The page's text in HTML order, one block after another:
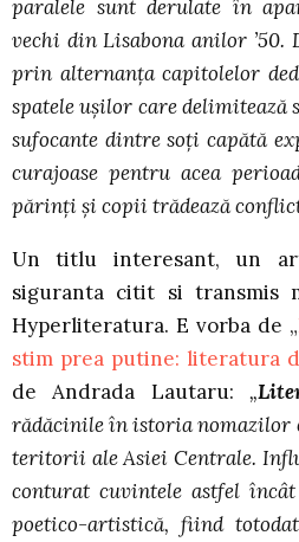
paralele sunt derulate în
vechi din Lisabona anilor ’50.
prin alternanţa capitolelor
spatele uşilor care
sufocante dintre soţi capătă
curajoase pentru acea
părinţi şi copii trădează
Un titlu interesant, un
siguranta citit si transmis
Hyperliteratura. E vorba de „
stim prea putine: literatura
de Andrada Lautaru: „
rădăcinile în istoria nomazilor
teritorii ale Asiei Centrale.
conturat cuvintele astfel
poetico-artistică, fiind